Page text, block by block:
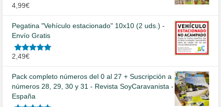
Valorado
4,99€
Pegatina "Vehículo estacionado" 10x10 (2 uds.) -
Envío Gratis
Valorado
2,49€
Pack completo números del 0 al 27 + Suscripción a
números 28, 29, 30 y 31 - Revista SoyCaravanista -
España